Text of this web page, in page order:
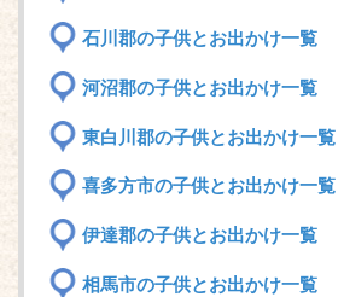
石川郡の子供とお出かけ一覧
河沼郡の子供とお出かけ一覧
東白川郡の子供とお出かけ一覧
喜多方市の子供とお出かけ一覧
伊達郡の子供とお出かけ一覧
相馬市の子供とお出かけ一覧